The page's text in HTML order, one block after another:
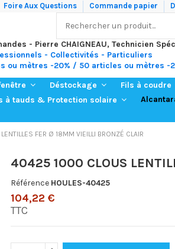
Foire Aux Questions Commande papier
- Pierre CHAIGNEAU, Technicien
- Collectivités - Particuliers
ou mètres -20% / 50 articles ou mètres -
Déstockage Fils à coudre
à tauds & Protection solaire
FER Ø 18MM VIEILLI BRONZÉ CLAIR
40425 1000 CLOUS
Référence HOULES-40425
104,22 €
TTC